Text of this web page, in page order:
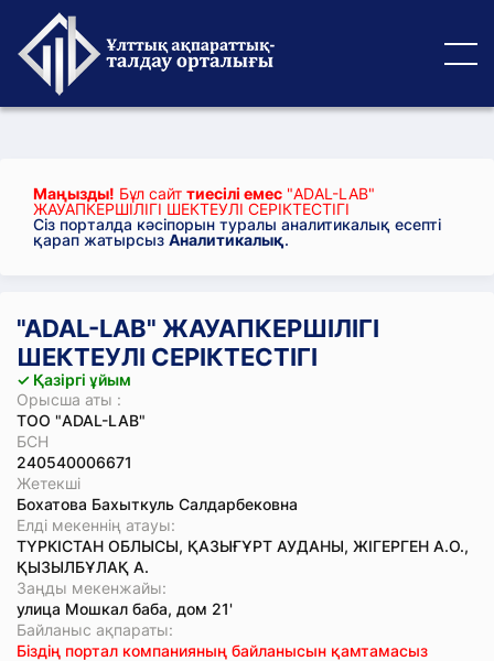
Маңызды! Бұл сайт тиесілі емес "ADAL-LAB"
ЖАУАПКЕРШІЛІГІ ШЕКТЕУЛІ СЕРІКТЕСТІГІ
Сіз порталда кәсіпорын туралы аналитикалық есепті
қарап жатырсыз Аналитикалық.
"ADAL-LAB" ЖАУАПКЕРШІЛІГІ
ШЕКТЕУЛІ СЕРІКТЕСТІГІ
✓ Қазіргі ұйым
Орысша аты :
ТОО "ADAL-LAB"
БСН
240540006671
Жетекші
Бохатова Бахыткуль Салдарбековна
Елді мекеннің атауы:
ТҮРКІСТАН ОБЛЫСЫ, ҚАЗЫҒҰРТ АУДАНЫ, ЖІГЕРГЕН А.О.,
ҚЫЗЫЛБҰЛАҚ А.
Заңды мекенжайы:
улица Мошкал баба, дом 21'
Байланыс ақпараты:
Біздің портал компанияның байланысын қамтамасыз